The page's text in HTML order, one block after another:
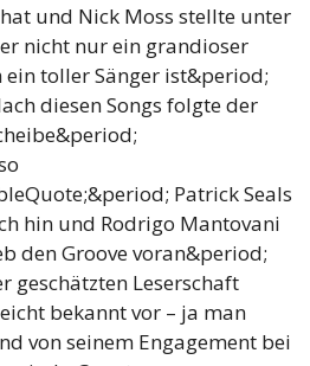
und Nick Moss stellte unter
nicht nur ein grandioser
toller Sänger ist&period;
diesen Songs folgte der
Patrick Seals
hin und Rodrigo Mantovani
den Groove voran&period;
geschätzten Leserschaft
bekannt vor – ja man
von seinem Engagement bei